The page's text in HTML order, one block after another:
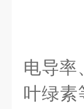
电导率
叶绿素